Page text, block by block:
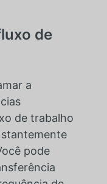
de
a
de trabalho
pode